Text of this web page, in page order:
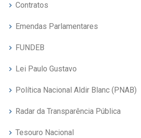
Contratos
Emendas Parlamentares
FUNDEB
Lei Paulo Gustavo
Política Nacional Aldir Blanc (PNAB)
Radar da Transparência Pública
Tesouro Nacional